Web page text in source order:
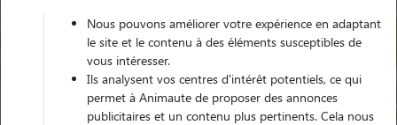
Pour quel animal ?
Nous pouvons améliorer votre expérience en adaptant
le site et le contenu à des éléments susceptibles de
vous intéresser.
Ils analysent vos centres d'intérêt potentiels, ce qui
permet à Animaute de proposer des annonces
publicitaires et un contenu plus pertinents. Cela nous